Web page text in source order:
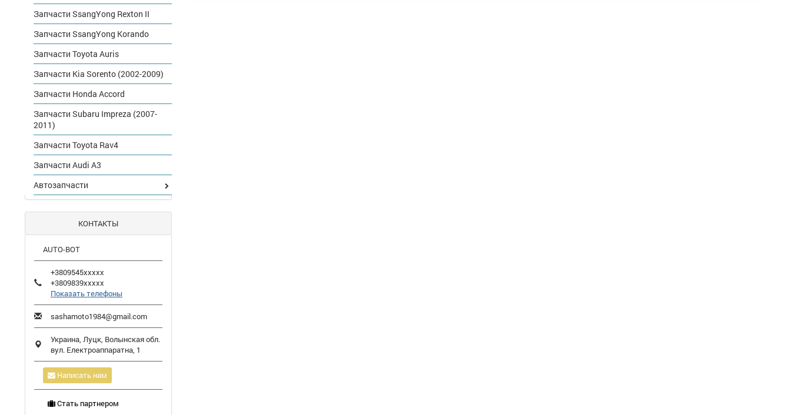
Запчасти SsangYong Rexton II
Запчасти SsangYong Korando
Запчасти Toyota Auris
Запчасти Kia Sorento (2002-2009)
Запчасти Honda Accord
Запчасти Subaru Impreza (2007-
2011)
Запчасти Toyota Rav4
Запчасти Audi A3
Автозапчасти
КОНТАКТЫ
AUTO-BOT
+3809545xxxxx
+3809839xxxxx
Показать телефоны
sashamoto1984@gmail.com
Украина, Луцк, Волынская обл.
вул. Електроаппаратна, 1
Написать нам
Стать партнером